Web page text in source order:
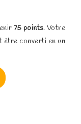
75 points. Votre
être converti en un